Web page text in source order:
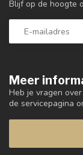
Meer
Heb je vragen
de servicepagina
Blijf op de hoogte